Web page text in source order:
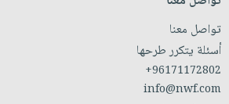
تواصل معنا
أسئلة يتكرر طرحها
+96171172802
info@nwf.com